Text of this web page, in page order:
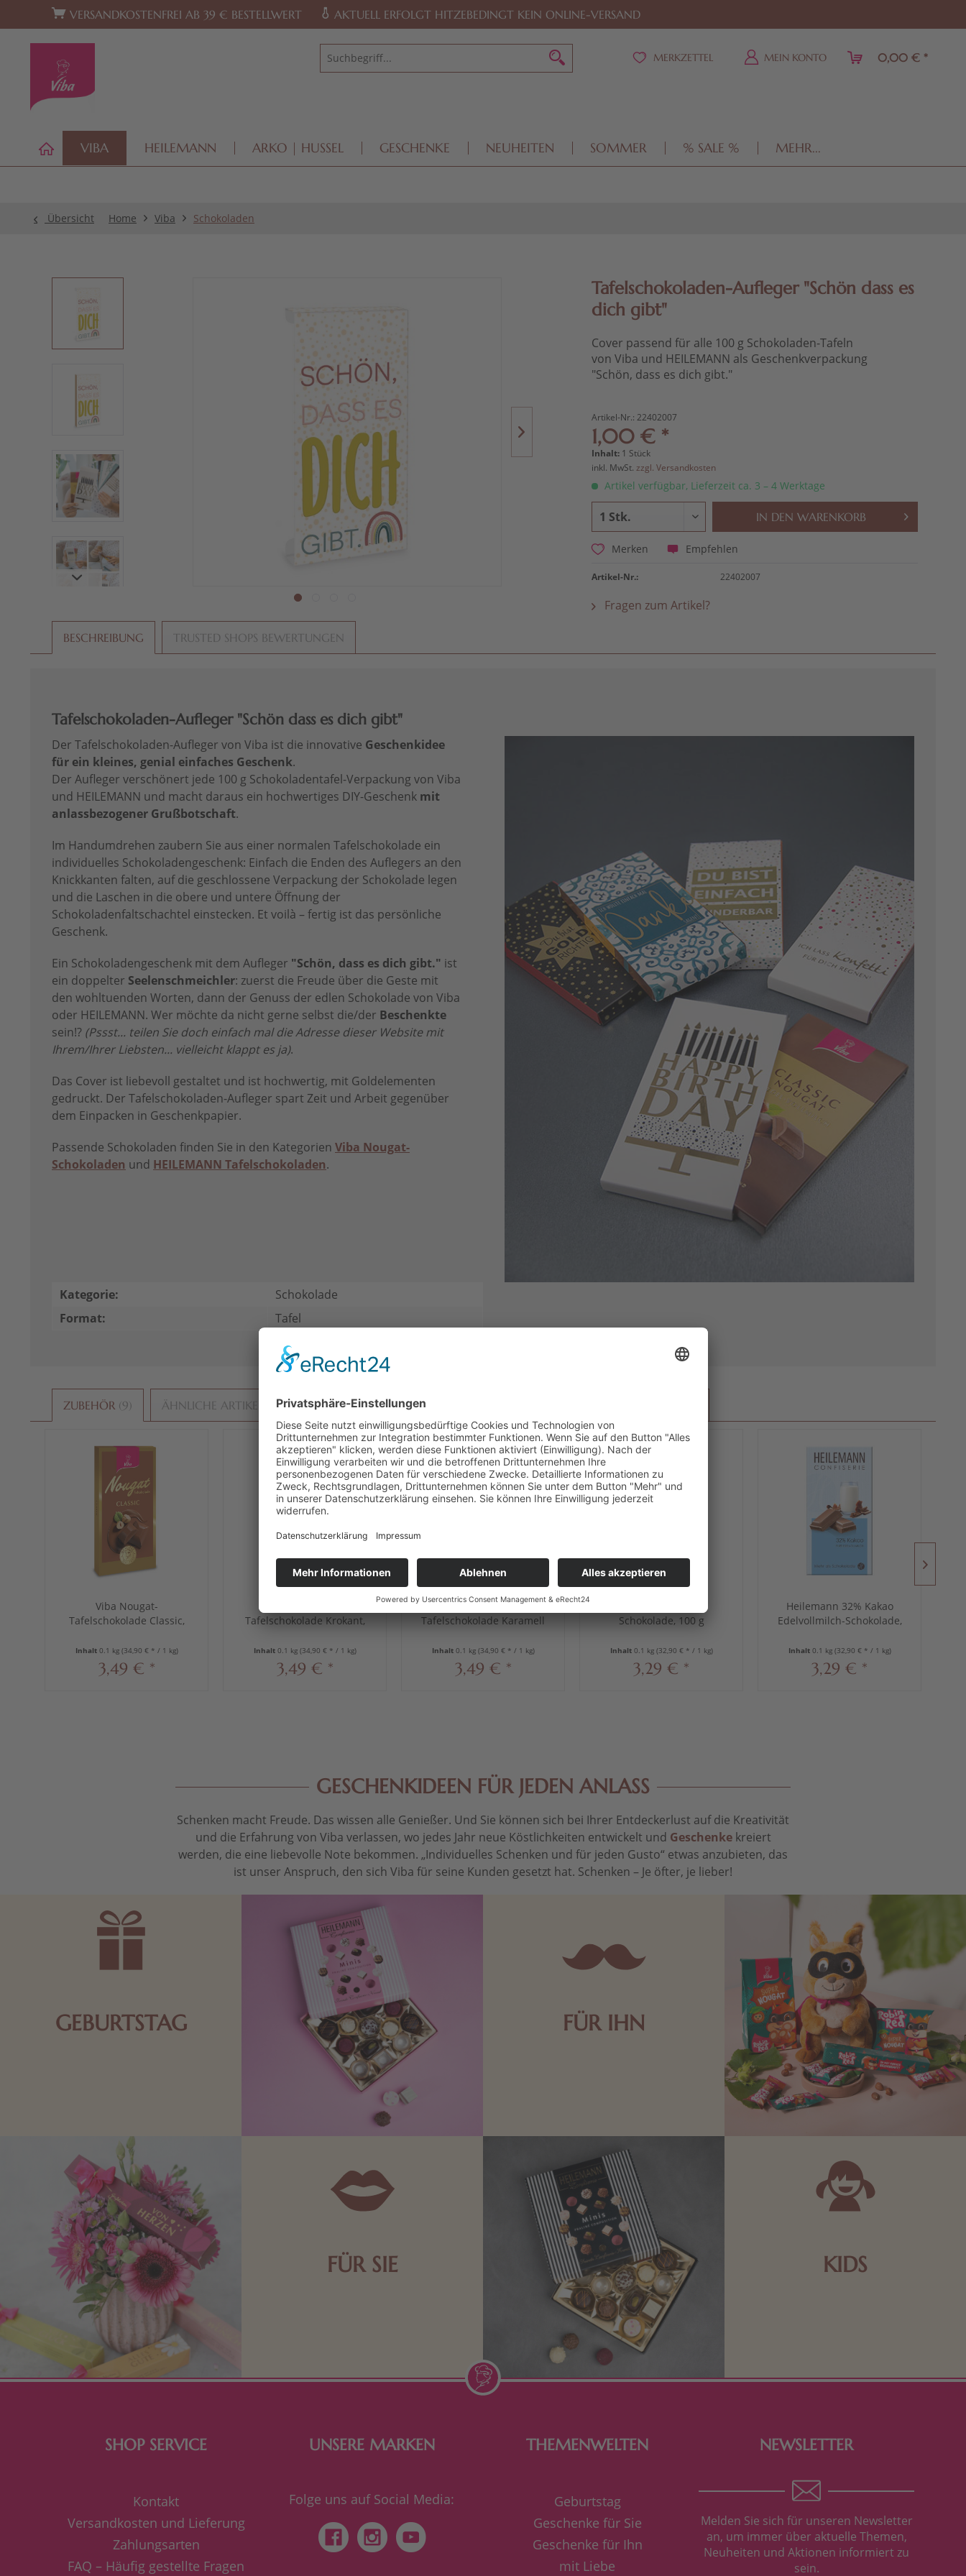
Zur Hauptnavigation springen Zum Footer springen
VERSANDKOSTENFREI AB 39 € BESTELLWERT AKTUELL ERFOLGT HITZEBEDINGT KEIN ONLINE-VERSAND
MERKZETTEL MEIN KONTO 0,00 € *
VIBA HEILEMANN ARKO | HUSSEL GESCHENKE NEUHEITEN SOMMER % SALE % MEHR...
Übersicht Home Viba Schokoladen
Tafelschokoladen-Aufleger "Schön dass es
dich gibt"
Cover passend für alle 100 g Schokoladen-Tafeln
von Viba und HEILEMANN als Geschenkverpackung
"Schön, dass es dich gibt."
Artikel-Nr.:22402007
1,00 € *
Inhalt: 1 Stück
inkl. MwSt.zzgl. Versandkosten
Artikel verfügbar, Lieferzeit ca. 3 – 4 Werktage
IN DEN WARENKORB
Merken Empfehlen
Artikel-Nr.: 22402007
Fragen zum Artikel?
BESCHREIBUNG TRUSTED SHOPS BEWERTUNGEN
Tafelschokoladen-Aufleger "Schön dass es dich gibt"
Der Tafelschokoladen-Aufleger von Viba ist die innovative Geschenkidee
für ein kleines, genial einfaches Geschenk.
Der Aufleger verschönert jede 100 g Schokoladentafel-Verpackung von Viba
und HEILEMANN und macht daraus ein hochwertiges DIY-Geschenk mit
anlassbezogener Grußbotschaft.
Im Handumdrehen zaubern Sie aus einer normalen Tafelschokolade ein
individuelles Schokoladengeschenk: Einfach die Enden des Auflegers an den
Knickkanten falten, auf die geschlossene Verpackung der Schokolade legen
und die Laschen in die obere und untere Öffnung der
Schokoladenfaltschachtel einstecken. Et voilà – fertig ist das persönliche
Geschenk.
Ein Schokoladengeschenk mit dem Aufleger "Schön, dass es dich gibt." ist
ein doppelter Seelenschmeichler: zuerst die Freude über die Geste mit
den wohltuenden Worten, dann der Genuss der edlen Schokolade von Viba
oder HEILEMANN. Wer möchte da nicht gerne selbst die/der Beschenkte
sein!? (Pssst... teilen Sie doch einfach mal die Adresse dieser Website mit
Ihrem/Ihrer Liebsten... vielleicht klappt es ja).
Das Cover ist liebevoll gestaltet und ist hochwertig, mit Goldelementen
gedruckt. Der Tafelschokoladen-Aufleger spart Zeit und Arbeit gegenüber
dem Einpacken in Geschenkpapier.
Passende Schokoladen finden Sie in den Kategorien Viba Nougat-
Schokoladen und HEILEMANN Tafelschokoladen.
Kategorie:
Schokolade
Format:
Tafel
ZUBEHÖR 9 ÄHNLICHE ARTIKEL KUNDEN KAUFTEN AUCH
Viba Nougat-
Tafelschokolade Classic,
Inhalt 0.1 kg (34,90 € * / 1 kg)
3,49 € *
Tafelschokolade Krokant,
Inhalt 0.1 kg (34,90 € * / 1 kg)
3,49 € *
Viba Nougat-
Tafelschokolade Karamell
Inhalt 0.1 kg (34,90 € * / 1 kg)
3,49 € *
Schokolade, 100 g
Inhalt 0.1 kg (32,90 € * / 1 kg)
3,29 € *
Heilemann 32% Kakao
Edelvollmilch-Schokolade,
Inhalt 0.1 kg (32,90 € * / 1 kg)
3,29 € *
GESCHENKIDEEN FÜR JEDEN ANLASS
Schenken macht Freude. Das wissen alle Genießer. Und Sie können sich bei Ihrer Entdeckerlust auf die Kreativität
und die Erfahrung von Viba verlassen, wo jedes Jahr neue Köstlichkeiten entwickelt und Geschenkekreiert
werden, die eine liebevolle Note bekommen. „Individuelles Schenken und für jeden Gusto“ etwas anzubieten, das
ist unser Anspruch, den sich Viba für seine Kunden gesetzt hat. Schenken – Je öfter, je lieber!
GEBURTSTAG FÜR IHN
FÜR SIE KIDS
SHOP SERVICE
Kontakt
Versandkosten und Lieferung
Zahlungsarten
FAQ – Häufig gestellte Fragen
UNSERE MARKEN
Folge uns auf Social Media:
THEMENWELTEN
Geburtstag
Geschenke für Sie
Geschenke für Ihn
mit Liebe
NEWSLETTER
Melden Sie sich für unseren Newsletter
an, um immer über aktuelle Themen,
Neuheiten und Aktionen informiert zu
sein.